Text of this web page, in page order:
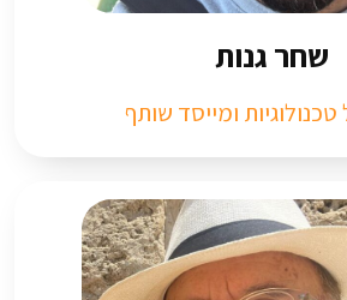
שחר גנות ​
ומייסד שותף​